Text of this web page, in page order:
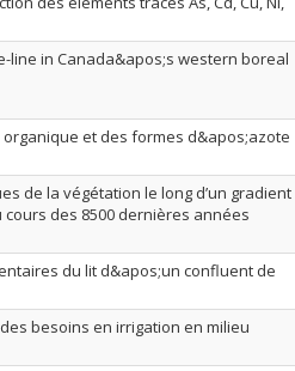
in Canada&apos;s western boreal
et des formes d&apos;azote
de la végétation le long d’un gradient
des 8500 dernières années
du lit d&apos;un confluent de
besoins en irrigation en milieu